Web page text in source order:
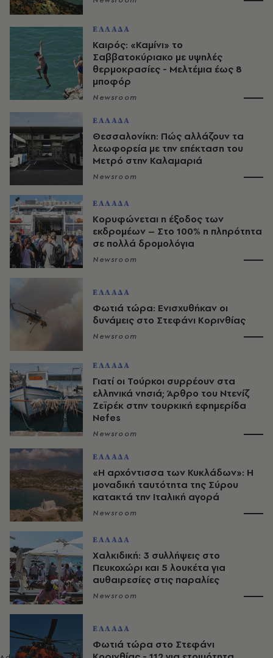
ΕΛΛΑΔΑ
Καιρός: «Καμίνι» το
Σαββατοκύριακο με υψηλές
θερμοκρασίες - Mελτέμια έως 8
μποφόρ
Newsroom
ΕΛΛΑΔΑ
Θεσσαλονίκη: Πώς αλλάζουν τα
λεωφορεία με την επέκταση του
Μετρό στην Καλαμαριά
Newsroom
ΕΛΛΑΔΑ
Κορυφώνεται η έξοδος των
εκδρομέων – Στο 100% η πληρότητα
σε πολλά δρομολόγια
Newsroom
ΕΛΛΑΔΑ
Φωτιά τώρα: Ενισχυθήκαν οι
δυνάμεις στο Στεφάνι Κορινθίας
Newsroom
ΕΛΛΑΔΑ
Γιατί οι Τούρκοι συρρέουν στα
ελληνικά νησιά; Άρθρο του Ντενίζ
Ζεϊρέκ στην τουρκική εφημερίδα
Nefes
Newsroom
ΕΛΛΑΔΑ
«Η αρχόντισσα των Κυκλάδων»: Η
μοναδική ταυτότητα της Σύρου
κατακτά την Ιταλική αγορά
Newsroom
ΕΛΛΑΔΑ
Χαλκιδική: 3 συλλήψεις στο
Πευκοχώρι και 5 λουκέτα για
αυθαιρεσίες στις παραλίες
Newsroom
ΕΛΛΑΔΑ
Φωτιά τώρα στο Στεφάνι